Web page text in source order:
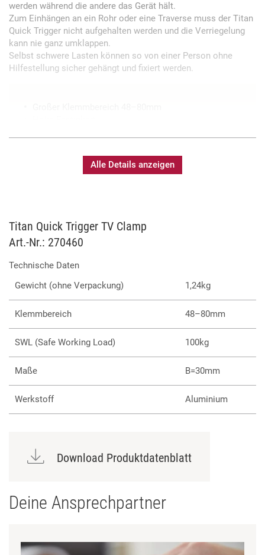
werden während die andere das Gerät hält.
Zum Einhängen an ein Rohr oder eine Traverse muss der Titan
Quick Trigger nicht aufgehalten werden und die Verriegelung
kann nie ganz umklappen.
Selbst schwere Lasten können so von einer Person ohne
Hilfestellung sicher gehängt und fixiert werden.
Alle Details anzeigen
Titan Quick Trigger TV Clamp
Art.-Nr.: 270460
Technische Daten
Gewicht (ohne Verpackung)
1,24kg
Klemmbereich 48–80mm
SWL (Safe Working Load) 100kg
Maße B=30mm
Werkstoff Aluminium
Download Produktdatenblatt
Deine Ansprechpartner